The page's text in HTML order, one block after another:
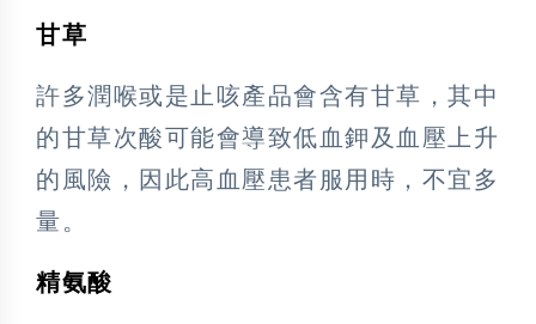
甘草
許多潤喉或是止咳產品會含有甘草，其中
的甘草次酸可能會導致低血鉀及血壓上升
的風險，因此高血壓患者服用時，不宜多
量。
精氨酸